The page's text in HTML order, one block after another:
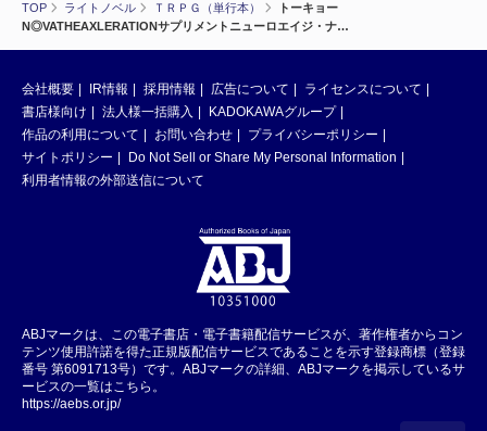
TOP ライトノベル ＴＲＰＧ（単行本）
トーキョー
N◎VATHEAXLERATIONサプリメントニューロエイジ・ナ…
会社概要 IR情報 採用情報 広告について
ライセンスについて
書店様向け
法人様一括購入
KADOKAWAグループ
作品の利用について
お問い合わせ
プライバシーポリシー
サイトポリシー
Do Not Sell or Share My Personal Information
利用者情報の外部送信について
ABJマークは、この電子書店・電子書籍配信サービスが、著作権者からコン
テンツ使用許諾を得た正規版配信サービスであることを示す登録商標（登録
番号 第6091713号）です。ABJマークの詳細、ABJマークを掲示しているサ
ービスの一覧はこちら。
https://aebs.or.jp/